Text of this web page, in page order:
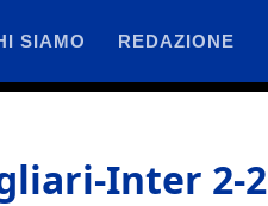
SIAMO REDAZIONE
Inter 2-2